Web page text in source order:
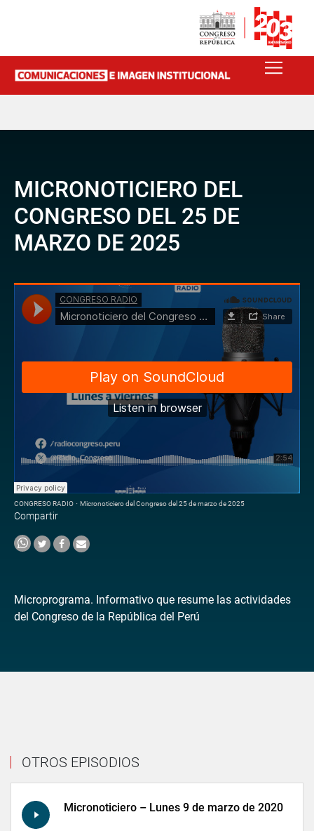
MICRONOTICIERO DEL
CONGRESO DEL 25 DE
MARZO DE 2025
CONGRESO RADIO · Micronoticiero del Congreso del 25 de marzo de 2025
Compartir
Microprograma. Informativo que resume las actividades
del Congreso de la República del Perú
OTROS EPISODIOS
Micronoticiero – Lunes 9 de marzo de 2020